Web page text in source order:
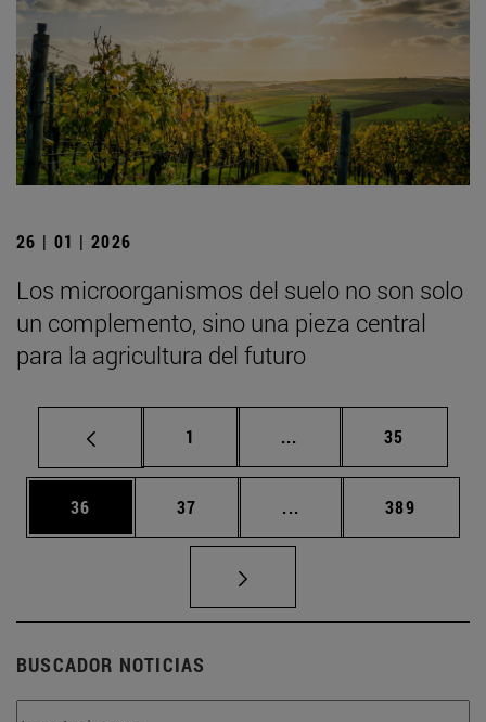
26 | 01 | 2026
Los microorganismos del suelo no son solo
un complemento, sino una pieza central
para la agricultura del futuro
Página
1 ... Páginas intermedias
Página
35
Página
36 Página
37 ... Páginas intermedias
Página
389
BUSCADOR NOTICIAS